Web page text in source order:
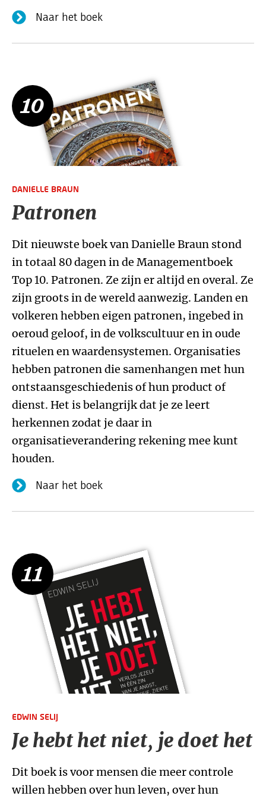
Naar het boek
10
DANIELLE BRAUN
Patronen
Dit nieuwste boek van Danielle Braun stond
in totaal 80 dagen in de Managementboek
Top 10. Patronen. Ze zijn er altijd en overal. Ze
zijn groots in de wereld aanwezig. Landen en
volkeren hebben eigen patronen, ingebed in
oeroud geloof, in de volkscultuur en in oude
rituelen en waardensystemen. Organisaties
hebben patronen die samenhangen met hun
ontstaansgeschiedenis of hun product of
dienst. Het is belangrijk dat je ze leert
herkennen zodat je daar in
organisatieverandering rekening mee kunt
houden.
Naar het boek
11
EDWIN SELIJ
Je hebt het niet, je doet het
Dit boek is voor mensen die meer controle
willen hebben over hun leven, over hun